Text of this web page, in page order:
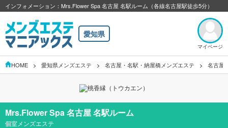
インフォメーション：Mrs.Flower Spa 名古屋 名駅ルーム（各線名古屋駅徒歩5分）
愛知県
マイページ
HOME 愛知県メンズエステ 名古屋・名駅・納屋橋メンズエステ 名古屋
Mrs.Flower Spa 名古屋 名駅ルーム
個室メンズエステ